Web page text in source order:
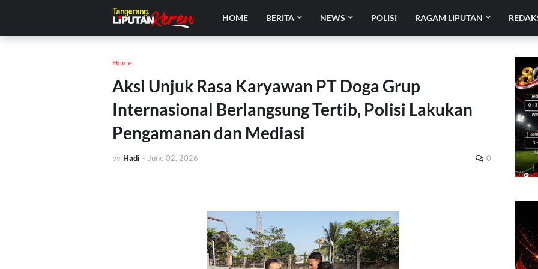
HOME BERITA NEWS POLISI RAGAM LIPUTAN
Home
Aksi Unjuk Rasa Karyawan PT Doga Grup
Internasional Berlangsung Tertib, Polisi Lakukan
Pengamanan dan Mediasi
by Hadi - June 02, 2026 0